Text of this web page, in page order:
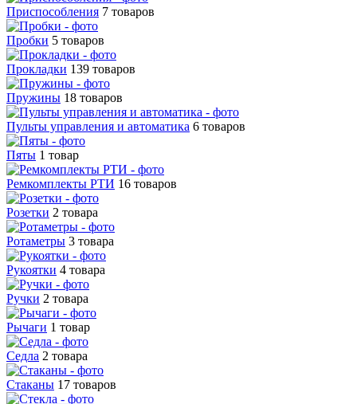
Приспособления 7 товаров
Пробки 5 товаров
Прокладки 139 товаров
Пружины 18 товаров
Пульты управления и автоматика 6 товаров
Пяты 1 товар
Ремкомплекты РТИ 16 товаров
Розетки 2 товара
Ротаметры 3 товара
Рукоятки 4 товара
Ручки 2 товара
Рычаги 1 товар
Седла 2 товара
Стаканы 17 товаров